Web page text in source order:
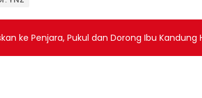
ke Penjara, Pukul dan Dorong Ibu Kandung